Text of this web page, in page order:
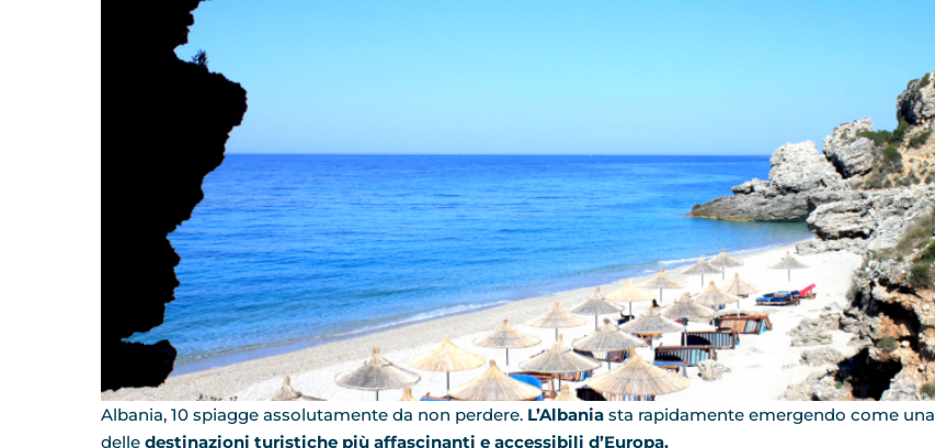
Albania, 10 spiagge assolutamente da non perdere. L’Albania sta rapidamente emergendo come una
delle destinazioni turistiche più affascinanti e accessibili d’Europa.